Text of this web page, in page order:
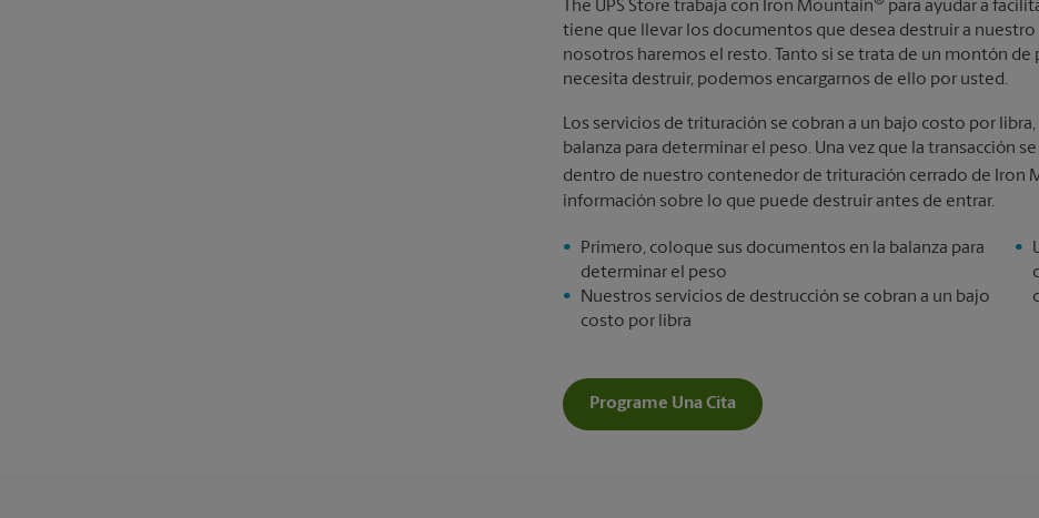
The UPS Store trabaja con Iron Mountain
para ayudar a
tiene que llevar los documentos que desea destruir a
nosotros haremos el resto. Tanto si se trata de un montón
necesita destruir, podemos encargarnos de ello por usted.
Los servicios de trituración se cobran a un bajo costo por
balanza para determinar el peso. Una vez que la transacción
dentro de nuestro contenedor de trituración cerrado de Iron
información sobre lo que puede destruir antes de entrar.
Primero, coloque sus documentos en la balanza para
determinar el peso
Nuestros servicios de destrucción se cobran a un bajo
costo por libra
Programe Una Cita